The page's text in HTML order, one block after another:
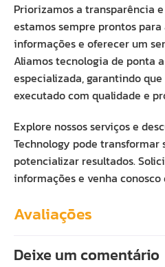
Priorizamos a transparência
estamos sempre prontos
informações e oferecer um
Aliamos tecnologia de ponta
especializada, garantindo
executado com qualidade e
Explore nossos serviços e
Technology pode transformar
potencializar resultados.
informações e venha
Avaliações
Deixe um comentário